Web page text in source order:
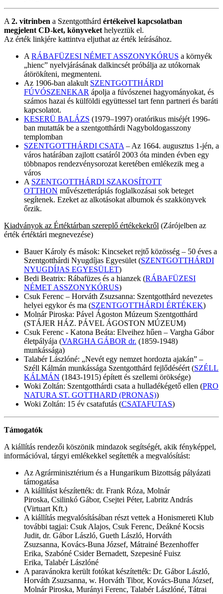
A 2. vitrinben a Szentgotthárd értékeivel kapcsolatban
megjelent CD-ket, könyveket helyeztük el.
Az érték linkjére kattintva eljuthat az érték leírásához.
A RÁBAFÜZESI NÉMET ASSZONYKÓRUS a környék
„hienc” nyelvjárásának dalkincsét próbálja az utókornak
átörökíteni, megmenteni.
Az 1906-ban alakult SZENTGOTTHÁRDI
FÚVÓSZENEKAR ápolja a fúvószenei hagyományokat, és
számos hazai és külföldi együttessel tart fenn partneri és baráti
kapcsolatot.
KESERÜ BALÁZS (1979–1997) oratórikus miséjét 1996-
ban mutatták be a szentgotthárdi Nagyboldogasszony
templomban
SZENTGOTTHÁRDI CSATA – Az 1664. augusztus 1-jén, a
város határában zajlott csatáról 2003 óta minden évben egy
többnapos rendezvénysorozat keretében emlékezik meg a
város
A SZENTGOTTHÁRDI SZAKOSÍTOTT
OTTHON művészetterápiás foglalkozásai sok beteget
segítenek. Ezeket az alkotásokat albumok és szakkönyvek
őrzik.
Kiadványok az Értéktárban szereplő értékekekről (Zárójelben az
érték értéktári megnevezése)
Bauer Károly és mások: Kincseket rejtő közösség – 50 éves a
Szentgotthárdi Nyugdíjas Egyesület (SZENTGOTTHÁRDI
NYUGDÍJAS EGYESÜLET)
Bedi Beatrix: Rábafüzes és a hianzek (RÁBAFÜZESI
NÉMET ASSZONYKÓRUS)
Csuk Ferenc – Horváth Zsuzsanna: Szentgotthárd nevezetes
helyei egykor és ma (SZENTGOTTHÁRDI ÉRTÉKEK)
Molnár Piroska: Pável Ágoston Múzeum Szentgotthárd
(STÁJER HÁZ. PÁVEL ÁGOSTON MÚZEUM)
Csuk Ferenc - Katona Beáta: Elveihez hűen – Vargha Gábor
életpályája (VARGHA GÁBOR dr. (1859-1948)
munkássága)
Talabér Lászlóné: „Nevét egy nemzet hordozta ajakán” –
Széll Kálmán munkássága Szentgotthárd fejlődéséért (SZÉLL
KÁLMÁN (1843-1915) épített és szellemi öröksége)
Woki Zoltán: Szentgotthárdi csata a hulladékégető ellen (PRO
NATURA ST. GOTTHARD (PRONAS))
Woki Zoltán: 15 év csatafutás (CSATAFUTAS)
Támogatók
A kiállítás rendezői köszönik mindazok segítségét, akik fényképpel,
információval, tárgyi emlékekkel segítették a megvalósítást:
Az Agrárminisztérium és a Hungarikum Bizottság pályázati
támogatása
A kiállítást készítették: dr. Frank Róza, Molnár
Piroska, Csilinkó Gábor, Csejtei Péter, Labritz András
(Virtuart Kft.)
A kiállítás megvalósításában részt vettek a Honismereti Klub
további tagjai: Csuk Alajos, Csuk Ferenc, Deákné Kocsis
Judit, dr. Gábor László, Gueth László, Horváth
Zsuzsanna, Kovács-Buna József, Mátrainé Bezenhoffer
Erika, Szabóné Csider Bernadett, Szepesiné Fuisz
Erika, Talabér Lászlóné
A paravánokra került fotókat készítették: Dr. Gábor László,
Horváth Zsuzsanna, w. Horváth Tibor, Kovács-Buna József,
Molnár Piroska, Murányi Ferenc, Talabér Lászlóné, Tátrai